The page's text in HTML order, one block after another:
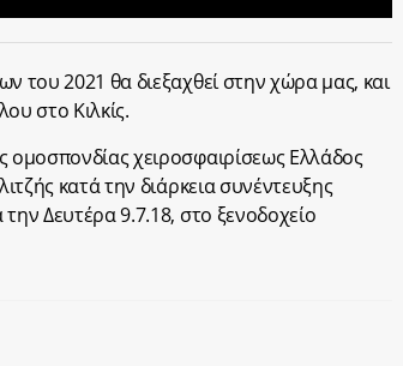
του 2021 θα διεξαχθεί στην χώρα μας, και
στο Κιλκίς.
χειροσφαιρίσεως Ελλάδος
κατά την διάρκεια συνέντευξης
Δευτέρα 9.7.18, στο ξενοδοχείο